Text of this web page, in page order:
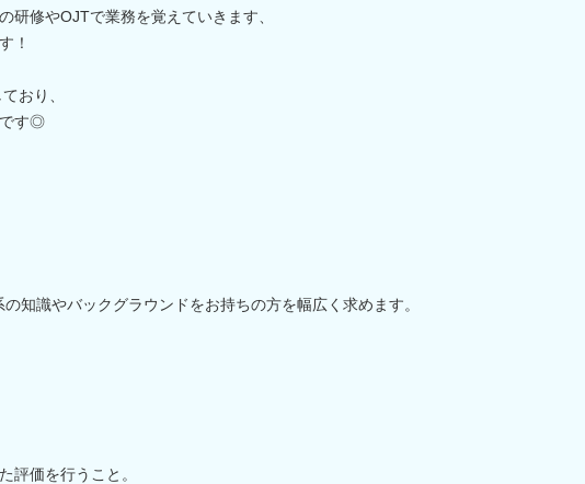
修やOJTで業務を覚えていきます、
！
おり、
です◎
知識やバックグラウンドをお持ちの方を幅広く求めます。
評価を行うこと。